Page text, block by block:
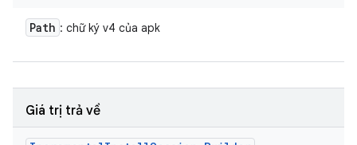
Path : chữ ký v4 của apk
Giá trị trả về